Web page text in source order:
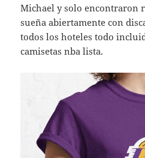
Michael y solo encontraron
sueña abiertamente con
todos los hoteles todo
camisetas nba lista.